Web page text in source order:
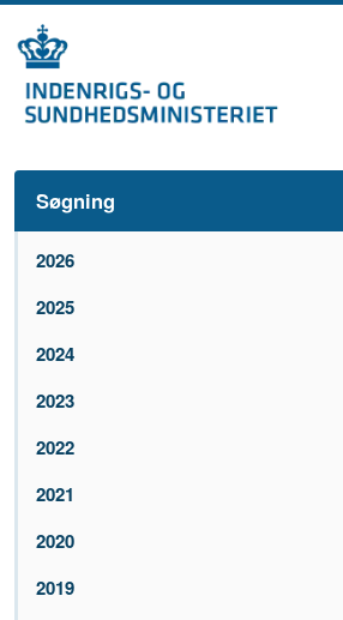
Søgning
2026
2025
2024
2023
2022
2021
2020
2019